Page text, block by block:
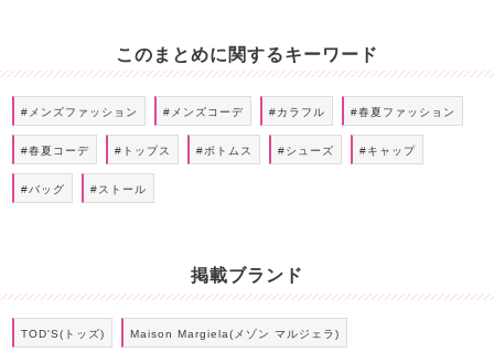
このまとめに関するキーワード
#メンズファッション #メンズコーデ #カラフル #春夏ファッション
#春夏コーデ #トップス #ボトムス #シューズ #キャップ
#バッグ #ストール
掲載ブランド
TOD'S(トッズ) Maison Margiela(メゾン マルジェラ)